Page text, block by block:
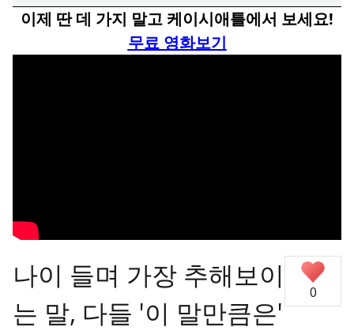
이제 딴 데 가지 말고 케이시애틀에서 보세요!
무료 영화보기
나이 들며 가장 추해보이
는 말, 다들 '이 말만큼은'
0